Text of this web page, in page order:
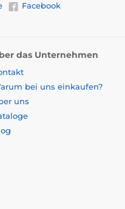
Facebook
das Unternehmen
bei uns einkaufen?
uns